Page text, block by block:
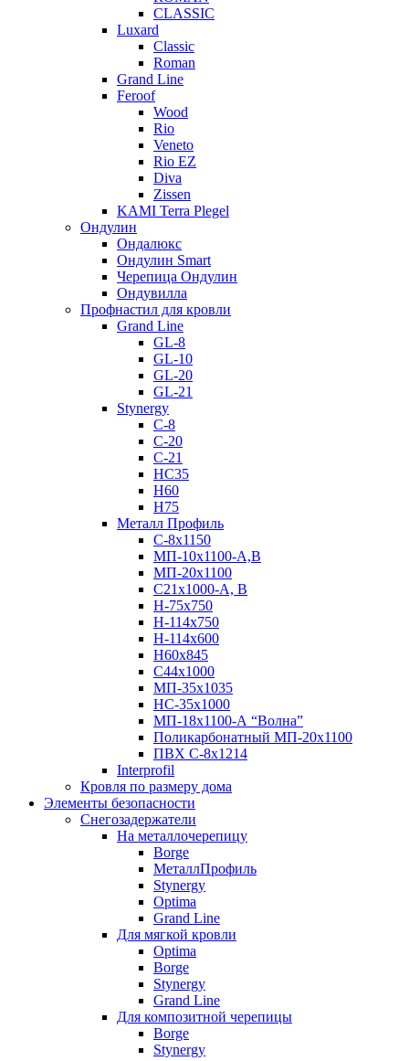
CLASSIC
Luxard
Classic
Roman
Grand Line
Feroof
Wood
Rio
Veneto
Rio EZ
Diva
Zissen
KAMI Terra Plegel
Ондулин
Ондалюкс
Ондулин Smart
Черепица Ондулин
Ондувилла
Профнастил для кровли
Grand Line
GL-8
GL-10
GL-20
GL-21
Stynergy
C-8
C-20
C-21
НС35
Н60
H75
Металл Профиль
С-8х1150
МП-10x1100-А,В
МП-20х1100
С21х1000-А, В
H-75х750
Н-114х750
Н-114х600
Н60х845
С44х1000
МП-35х1035
НС-35х1000
МП-18х1100-А “Волна”
Поликарбонатный МП-20х1100
ПВХ С-8х1214
Interprofil
Кровля по размеру дома
Элементы безопасности
Снегозадержатели
На металлочерепицу
Borge
МеталлПрофиль
Stynergy
Optima
Grand Line
Для мягкой кровли
Optima
Borge
Stynergy
Grand Line
Для композитной черепицы
Borge
Stynergy